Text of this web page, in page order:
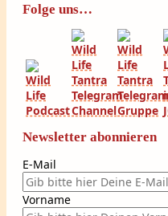
Folge uns…
Newsletter abonnieren
E-Mail
Vorname